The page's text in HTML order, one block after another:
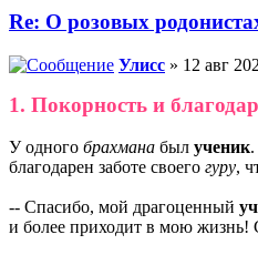
Re: О розовых
Улисс » 12 авг
1. Покорность и
У одного брахмана был ученик
благодарен заботе своего гуру,
-- Спасибо, мой драгоценный
и более приходит в мою жизнь!